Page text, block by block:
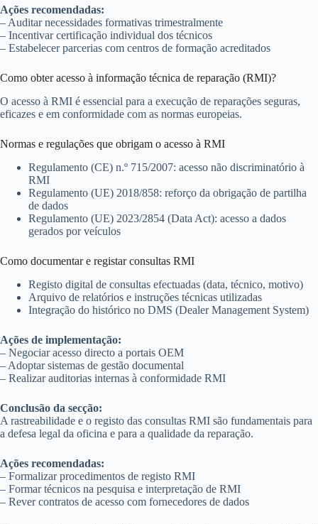
Ações recomendadas:
– Auditar necessidades formativas trimestralmente
– Incentivar certificação individual dos técnicos
– Estabelecer parcerias com centros de formação acreditados
Como obter acesso à informação técnica de reparação (RMI)?
O acesso à RMI é essencial para a execução de reparações seguras,
eficazes e em conformidade com as normas europeias.
Normas e regulações que obrigam o acesso à RMI
Regulamento (CE) n.º 715/2007: acesso não discriminatório à
RMI
Regulamento (UE) 2018/858: reforço da obrigação de partilha
de dados
Regulamento (UE) 2023/2854 (Data Act): acesso a dados
gerados por veículos
Como documentar e registar consultas RMI
Registo digital de consultas efectuadas (data, técnico, motivo)
Arquivo de relatórios e instruções técnicas utilizadas
Integração do histórico no DMS (Dealer Management System)
Ações de implementação:
– Negociar acesso directo a portais OEM
– Adoptar sistemas de gestão documental
– Realizar auditorias internas à conformidade RMI
Conclusão da secção:
A rastreabilidade e o registo das consultas RMI são fundamentais para
a defesa legal da oficina e para a qualidade da reparação.
Ações recomendadas:
– Formalizar procedimentos de registo RMI
– Formar técnicos na pesquisa e interpretação de RMI
– Rever contratos de acesso com fornecedores de dados